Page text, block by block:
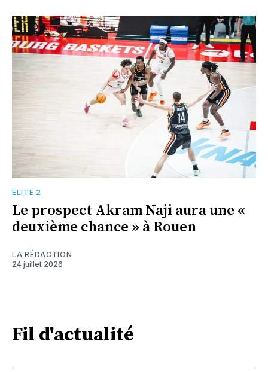
ELITE 2
Le prospect Akram Naji aura une «
deuxième chance » à Rouen
LA RÉDACTION
24 juillet 2026
Fil d'actualité